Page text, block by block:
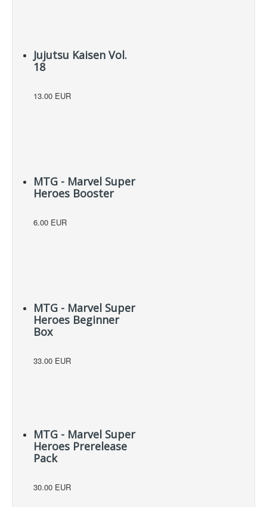
Jujutsu Kaisen Vol.
18
13.00 EUR
MTG - Marvel Super
Heroes Booster
6.00 EUR
MTG - Marvel Super
Heroes Beginner
Box
33.00 EUR
MTG - Marvel Super
Heroes Prerelease
Pack
30.00 EUR